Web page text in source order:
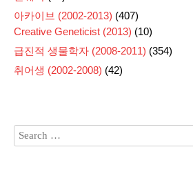
아카이브 (2002-2013) (407)
Creative Geneticist (2013) (10)
급진적 생물학자 (2008-2011) (354)
취어생 (2002-2008) (42)